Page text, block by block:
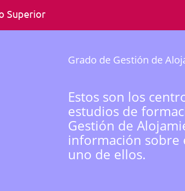
Superior
Grado de Gestión de
Estos son los
estudios de
Gestión de
información sobre
uno de ellos.